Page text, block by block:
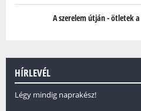
A szerelem útján - ötletek
HÍRLEVÉL
Légy mindig naprakész!